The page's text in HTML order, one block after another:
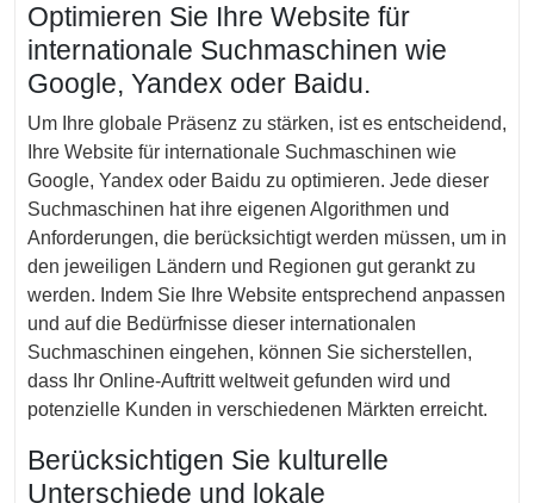
Optimieren Sie Ihre Website für
internationale Suchmaschinen wie
Google, Yandex oder Baidu.
Um Ihre globale Präsenz zu stärken, ist es entscheidend,
Ihre Website für internationale Suchmaschinen wie
Google, Yandex oder Baidu zu optimieren. Jede dieser
Suchmaschinen hat ihre eigenen Algorithmen und
Anforderungen, die berücksichtigt werden müssen, um in
den jeweiligen Ländern und Regionen gut gerankt zu
werden. Indem Sie Ihre Website entsprechend anpassen
und auf die Bedürfnisse dieser internationalen
Suchmaschinen eingehen, können Sie sicherstellen,
dass Ihr Online-Auftritt weltweit gefunden wird und
potenzielle Kunden in verschiedenen Märkten erreicht.
Berücksichtigen Sie kulturelle
Unterschiede und lokale